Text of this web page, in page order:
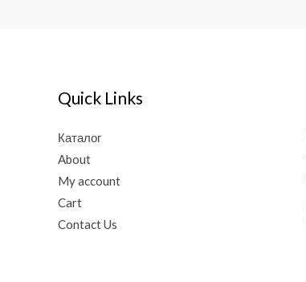
Quick Links
Каталог
About
My account
Cart
Contact Us